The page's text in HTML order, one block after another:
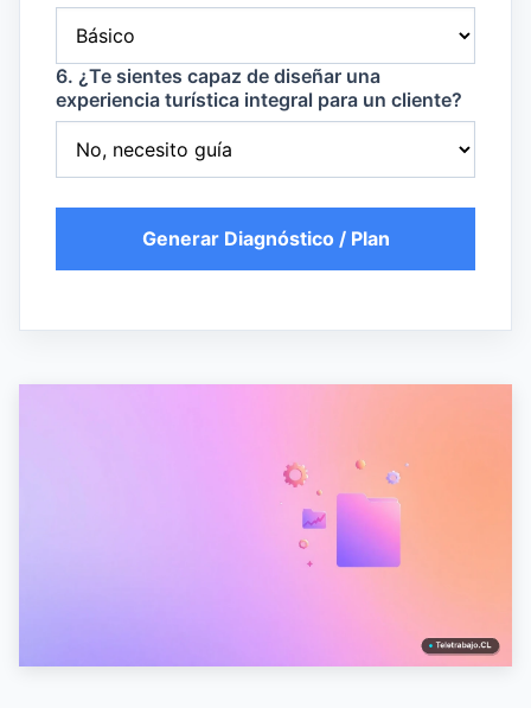
6. ¿Te sientes capaz de diseñar una
experiencia turística integral para un cliente?
Generar Diagnóstico / Plan